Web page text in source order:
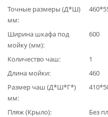
Точные размеры (Д*Ш)
мм
Ширина шкафа под
мойку (мм)
600
Количество чаш
1
Длина мойки
460
Размер чаш (Д*Ш*Г*)
мм
Пляж (Крыло)
Без